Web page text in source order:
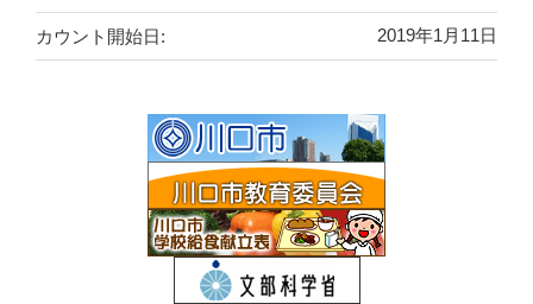
2019年1月11日
カウント開始日: